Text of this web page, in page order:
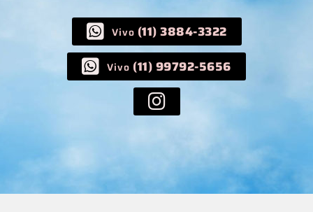
Vivo (11) 3884-3322
Vivo (11) 99792-5656